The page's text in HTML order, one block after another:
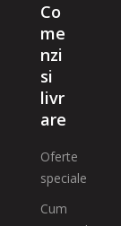
Co
me
nzi
si
livr
are
Oferte
speciale
Cum